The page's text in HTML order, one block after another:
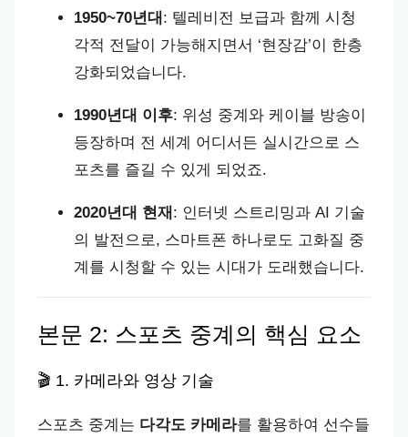
1950~70년대 : 텔레비전 보급과 함께 시청
각적 전달이 가능해지면서 ‘현장감’이 한층
강화되었습니다.
1990년대 이후: 위성 중계와 케이블 방송이
등장하며 전 세계 어디서든 실시간으로 스
포츠를 즐길 수 있게 되었죠.
2020년대 현재 : 인터넷 스트리밍과 AI 기술
의 발전으로, 스마트폰 하나로도 고화질 중
계를 시청할 수 있는 시대가 도래했습니다.
본문 2: 스포츠 중계의 핵심 요소
🎬 1. 카메라와 영상 기술
스포츠 중계는 다각도 카메라를 활용하여 선수들